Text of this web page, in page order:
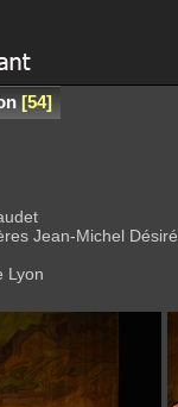
54
Jean-Michel Désiré
Lyon